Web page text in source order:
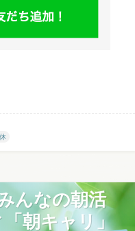
んなの朝活
朝キャリ」